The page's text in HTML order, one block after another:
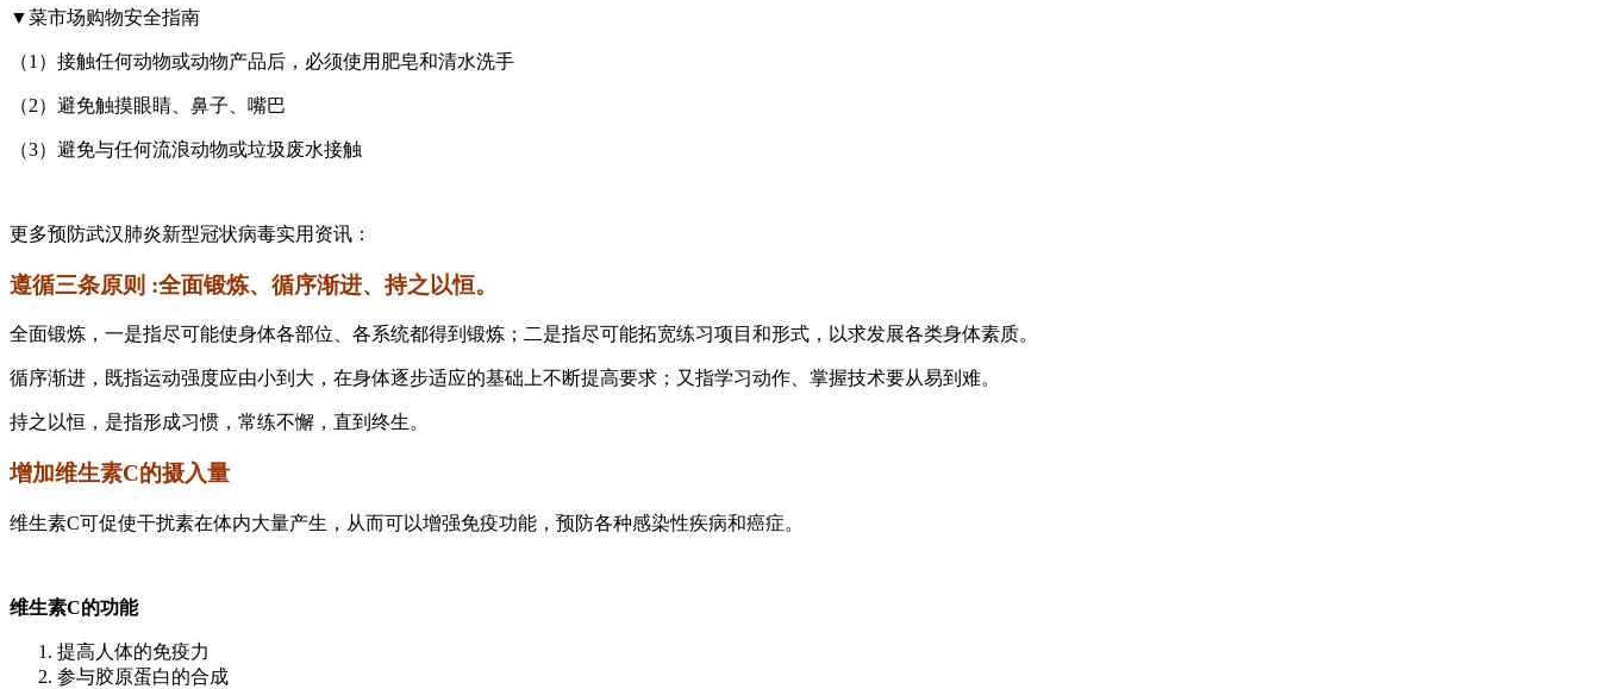
▼菜市场购物安全指南
（1）接触任何动物或动物产品后，必须使用肥皂和清水洗手
（2）避免触摸眼睛、鼻子、嘴巴
（3）避免与任何流浪动物或垃圾废水接触
更多预防武汉肺炎新型冠状病毒实用资讯：
遵循三条原则 :全面锻炼、循序渐进、持之以恒。
全面锻炼，一是指尽可能使身体各部位、各系统都得到锻炼；二是指尽可能拓宽练习项目和形式，以求发展各类身体素质。
循序渐进，既指运动强度应由小到大，在身体逐步适应的基础上不断提高要求；又指学习动作、掌握技术要从易到难。
持之以恒，是指形成习惯，常练不懈，直到终生。
增加维生素C的摄入量
维生素C可促使干扰素在体内大量产生，从而可以增强免疫功能，预防各种感染性疾病和癌症。
维生素C的功能
提高人体的免疫力
参与胶原蛋白的合成